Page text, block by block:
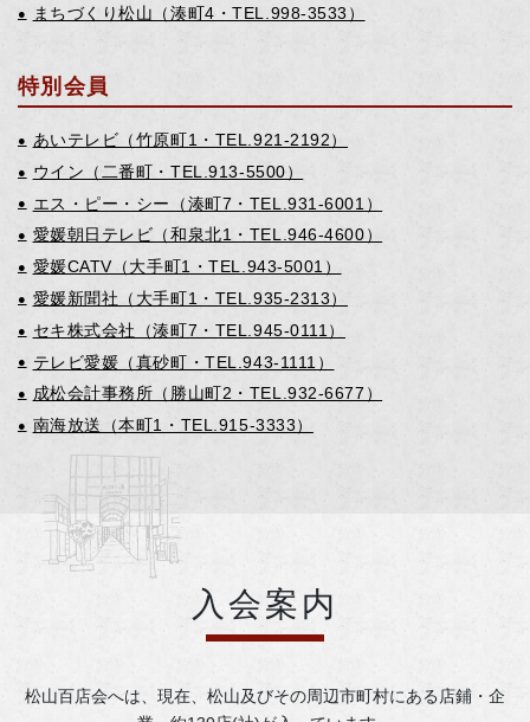
● まちづくり松山（湊町4・TEL.998-3533）
特別会員
● あいテレビ（竹原町1・TEL.921-2192）
● ウイン（二番町・TEL.913-5500）
● エス・ピー・シー（湊町7・TEL.931-6001）
● 愛媛朝日テレビ（和泉北1・TEL.946-4600）
● 愛媛CATV（大手町1・TEL.943-5001）
● 愛媛新聞社（大手町1・TEL.935-2313）
● セキ株式会社（湊町7・TEL.945-0111）
● テレビ愛媛（真砂町・TEL.943-1111）
● 成松会計事務所（勝山町2・TEL.932-6677）
● 南海放送（本町1・TEL.915-3333）
入会案内
松山百店会へは、現在、松山及びその周辺市町村にある店鋪・企